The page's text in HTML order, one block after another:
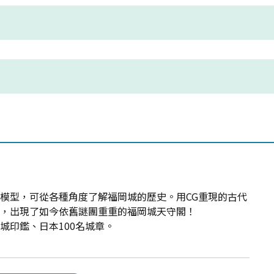
型，可從各種角度了解福岡城的歷史。用CG重現的古代
出現了如今依舊謎團重重的福岡城天守閣！
印鑑、日本100名城章。